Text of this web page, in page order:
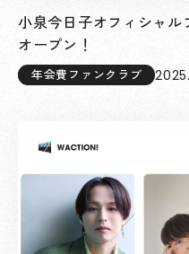
小泉今日子オフィシャル
オープン！
年会費ファンクラブ